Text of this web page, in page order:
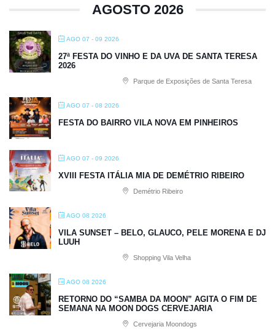
AGOSTO 2026
AGO 07 - 09 2026
27ª FESTA DO VINHO E DA UVA DE SANTA TERESA
2026
Parque de Exposições de Santa Teresa
AGO 07 - 08 2026
FESTA DO BAIRRO VILA NOVA EM PINHEIROS
AGO 07 - 09 2026
XVIII FESTA ITÁLIA MIA DE DEMÉTRIO RIBEIRO
Demétrio Ribeiro
AGO 08 2026
VILA SUNSET – BELO, GLAUCO, PELE MORENA E DJ
LUUH
Shopping Vila Velha
AGO 08 2026
RETORNO DO “SAMBA DA MOON” AGITA O FIM DE
SEMANA NA MOON DOGS CERVEJARIA
Cervejaria Moondogs